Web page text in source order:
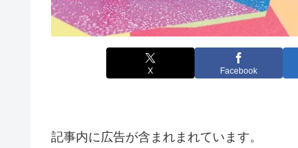
X Facebook
記事内に広告が含まれまれています。